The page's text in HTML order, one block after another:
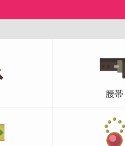
腰帯